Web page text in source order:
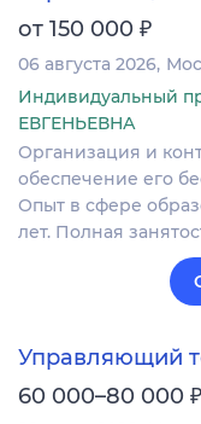
от 150 000 ₽
06 августа 2026
Индивидуальный
ЕВГЕНЬЕВНА
Организация и
обеспечение его
Опыт в сфере
лет. Полная
Управляющий
60 000–80 000 ₽